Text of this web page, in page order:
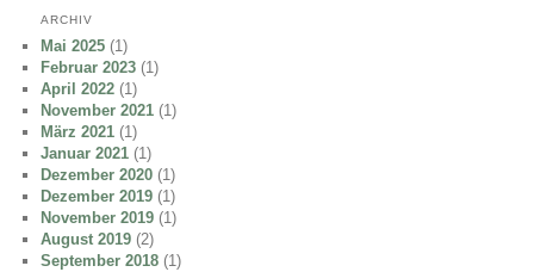
ARCHIV
Mai 2025 (1)
Februar 2023 (1)
April 2022 (1)
November 2021 (1)
März 2021 (1)
Januar 2021 (1)
Dezember 2020 (1)
Dezember 2019 (1)
November 2019 (1)
August 2019 (2)
September 2018 (1)